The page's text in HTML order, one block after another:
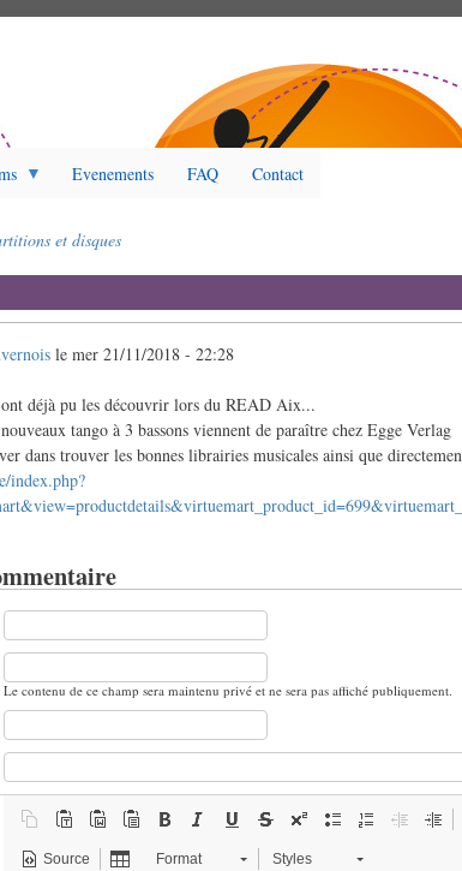
Evenements FAQ Contact
et disques
lemer 21/11/2018 - 22:28
déjà pu les découvrir lors du READ Aix...
tango à 3 bassons viennent de paraître chez Egge Verlag
dans trouver les bonnes librairies musicales ainsi que
index.php?
Le contenu de ce champ sera maintenu privé et ne sera pas affiché publiquement.
Source Format Styles